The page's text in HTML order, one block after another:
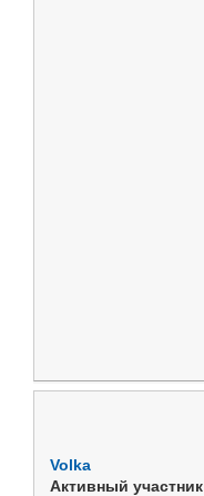
Volka
Активный участник